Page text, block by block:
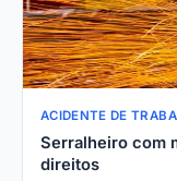
ACIDENTE DE
Serralheiro com
direitos